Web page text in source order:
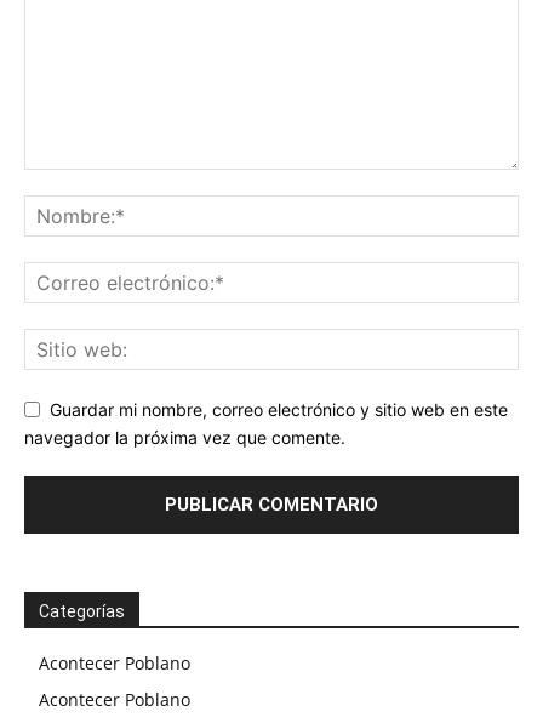
Guardar mi nombre, correo electrónico y sitio web en este
navegador la próxima vez que comente.
Categorías
Acontecer Poblano
Acontecer Poblano